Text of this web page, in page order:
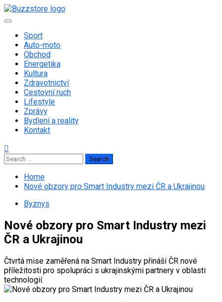
Skip
to
Primary
Sport
Auto-moto
Obchod
Energetika
Kultura
Zdravotnictví
Cestovní ruch
Lifestyle
Zprávy
Bydlení a reality
Kontakt
Search
for:
Home
Nové obzory pro Smart Industry mezi ČR a Ukrajinou
Byznys
Nové obzory pro Smart Industry mezi
ČR a Ukrajinou
Čtvrtá mise zaměřená na Smart Industry přináší ČR nové
příležitosti pro spolupráci s ukrajinskými partnery v oblasti
technologií.